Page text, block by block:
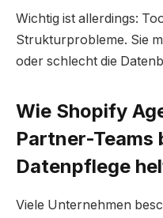
Wichtig ist allerdings:
Strukturprobleme. Sie
oder schlecht die
Wie Shopify
Partner-Teams
Datenpflege
Viele Unternehmen